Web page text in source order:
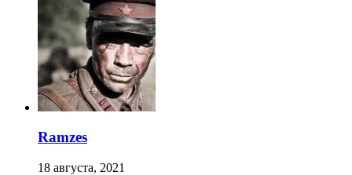
Ramzes
18 августа, 2021